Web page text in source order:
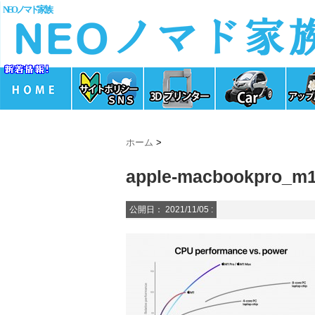
NEOノマド家族
ホーム >
apple-
公開日： 2021/11/05 :